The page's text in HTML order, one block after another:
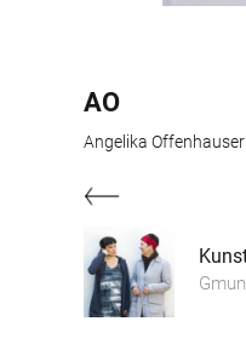
AO
Angelika Offenhauser